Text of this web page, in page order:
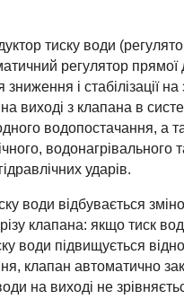
тиску води
регулятор прямої
і стабілізації
на виході з клапана в
водопостачання, а
водонагрівального
ударів.
води відбувається
клапана: якщо тиск
води підвищується
клапан автоматично
на виході не